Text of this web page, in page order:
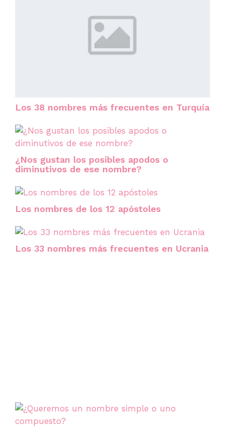
Los 38 nombres más frecuentes en Turquía
¿Nos gustan los posibles apodos o
diminutivos de ese nombre?
Los nombres de los 12 apóstoles
Los 33 nombres más frecuentes en Ucrania